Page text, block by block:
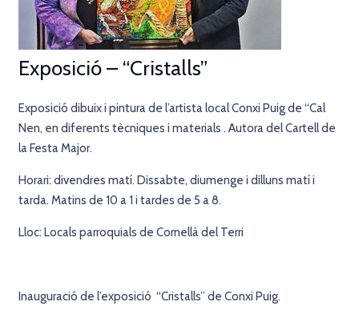
Exposició – “Cristalls”
Exposició dibuix i pintura de l’artista local Conxi Puig de “Cal
Nen, en diferents tècniques i materials . Autora del Cartell de
la Festa Major.
Horari: divendres matí. Dissabte, diumenge i dilluns matí i
tarda. Matins de 10 a 1 i tardes de 5 a 8.
Lloc: Locals parroquials de Cornellà del Terri
Inauguració de l’exposició “Cristalls” de Conxi Puig.